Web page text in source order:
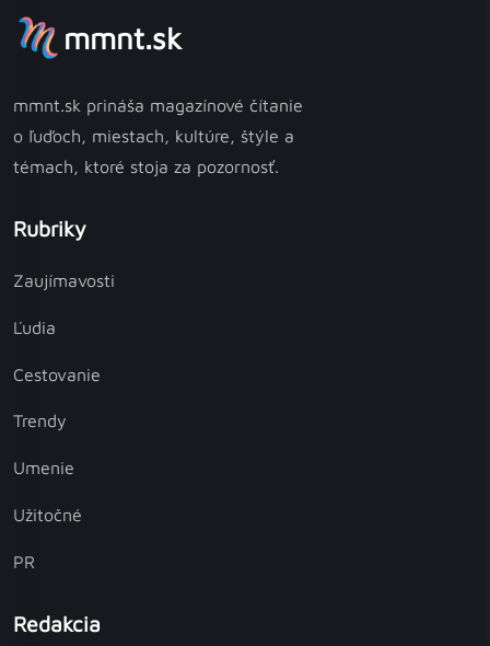
mmnt.sk
mmnt.sk prináša magazínové čítanie
o ľuďoch, miestach, kultúre, štýle a
témach, ktoré stoja za pozornosť.
Rubriky
Zaujímavosti
Ľudia
Cestovanie
Trendy
Umenie
Užitočné
PR
Redakcia